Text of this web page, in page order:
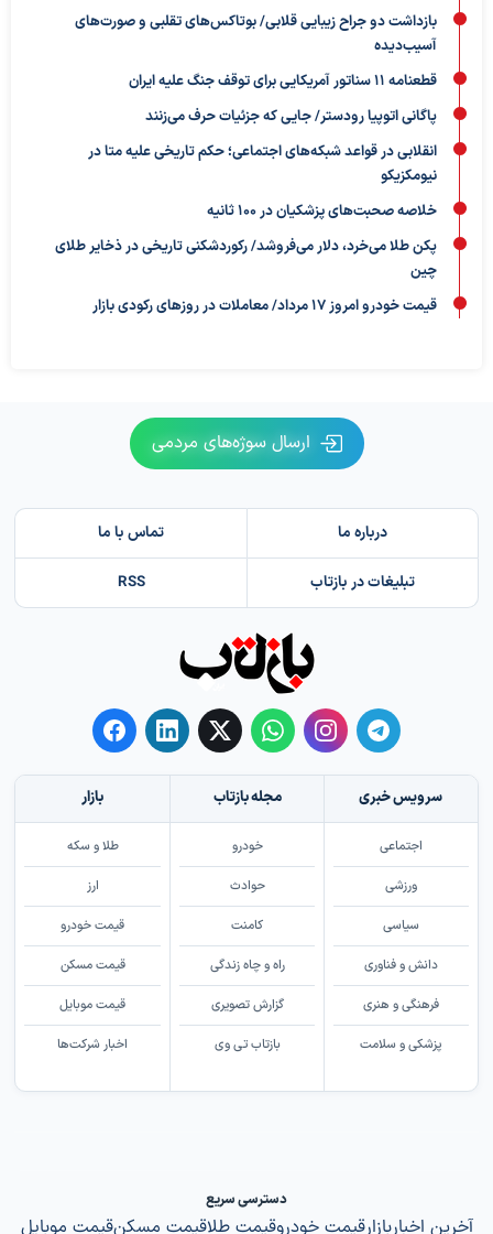
بازداشت دو جراح زیبایی قلابی/ بوتاکس‌های تقلبی و صورت‌های
آسیب‌دیده
قطعنامه ۱۱ سناتور آمریکایی برای توقف جنگ علیه ایران
پاگانی اتوپیا رودستر/ جایی که جزئیات حرف می‌زنند
انقلابی در قواعد شبکه‌های اجتماعی؛ حکم تاریخی علیه متا در
نیومکزیکو
خلاصه صحبت‌های پزشکیان در ۱۰۰ ثانیه
پکن طلا می‌خرد، دلار می‌فروشد/ رکوردشکنی تاریخی در ذخایر طلای
چین
قیمت خودرو امروز ۱۷ مرداد/ معاملات در روزهای رکودی بازار
ارسال سوژه‌های مردمی
درباره ما تماس با ما
تبلیغات در بازتاب RSS
سرویس خبری
اجتماعی
ورزشی
سیاسی
دانش و فناوری
فرهنگی و هنری
پزشکی و سلامت
مجله بازتاب
خودرو
حوادث
کامنت
راه و چاه زندگی
گزارش تصویری
بازتاب تی وی
بازار
طلا و سکه
ارز
قیمت خودرو
قیمت مسکن
قیمت موبایل
اخبار شرکت‌ها
دسترسی سریع
آخرین اخباربازارقیمت خودروقیمت طلاقیمت مسکنقیمت موبایل